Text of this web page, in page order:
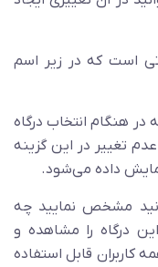
است که در زیر اسم
هنگام انتخاب درگاه
تغییر در این گزینه
داده می‌شود.
مشخص نمایید چه
درگاه را مشاهده و
کاربران قابل استفاده